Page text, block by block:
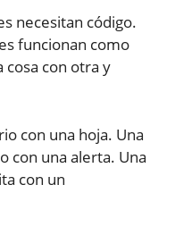
necesitan código.
funcionan como
cosa con otra y
con una hoja. Una
con una alerta. Una
con un